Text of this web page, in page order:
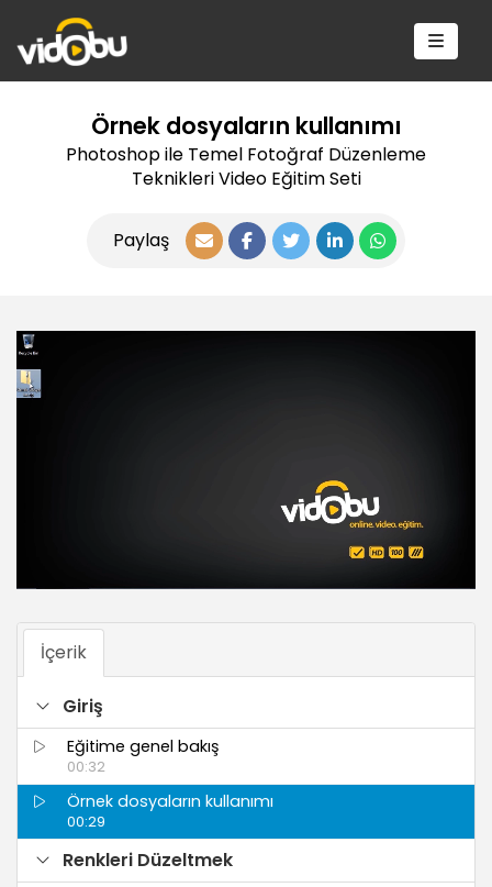
Örnek dosyaların kullanımı
Photoshop ile Temel Fotoğraf Düzenleme
Teknikleri Video Eğitim Seti
Paylaş
İçerik
Giriş
Eğitime genel bakış
00:32
Örnek dosyaların kullanımı
00:29
Renkleri Düzeltmek